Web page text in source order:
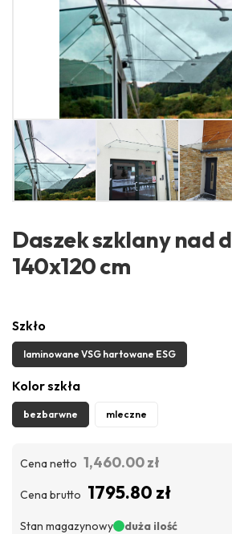
Daszek szklany nad
140x120 cm
Szkło
laminowane VSG hartowane ESG
Kolor szkła
bezbarwne mleczne
Cena netto 1,460.00 zł
Cena brutto 1795.80 zł
Stan magazynowy duża ilość